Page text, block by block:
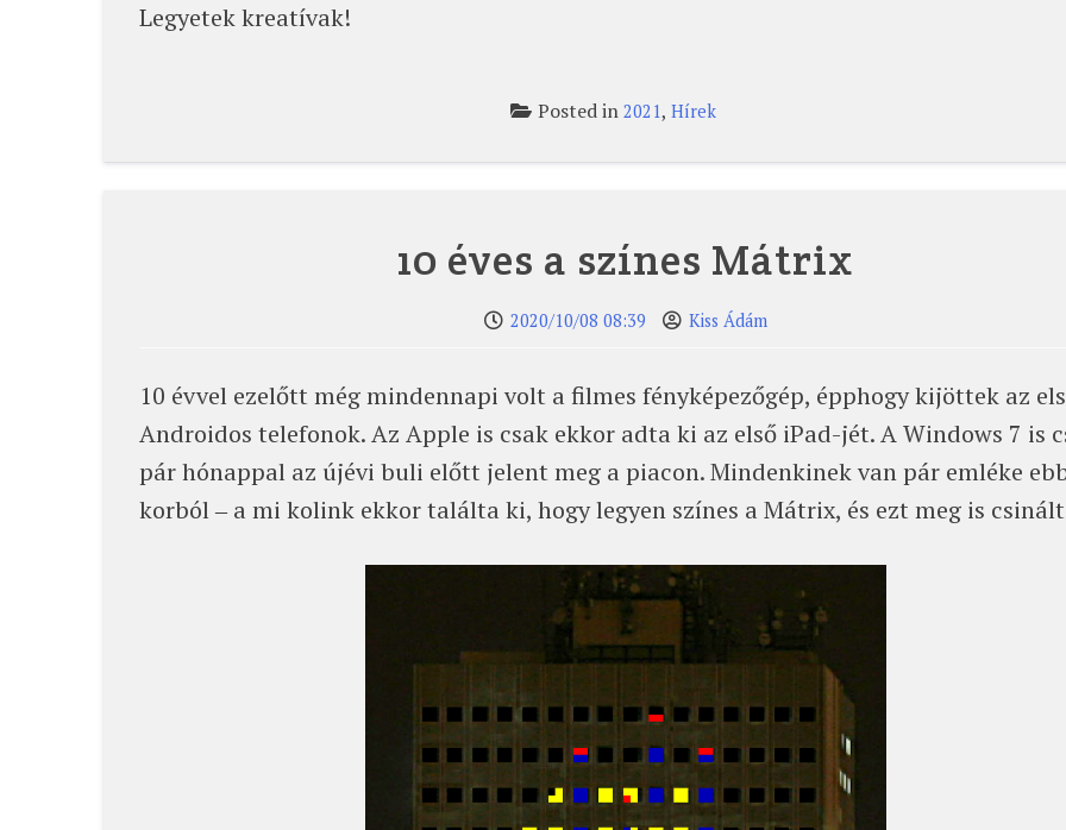
Legyetek kreatívak!
Posted in2021,Hírek
10 éves a színes Mátrix
2020/10/08 08:39 Kiss Ádám
10 évvel ezelőtt még mindennapi volt a filmes fényképezőgép, épphogy kijöttek az
Androidos telefonok. Az Apple is csak ekkor adta ki az első iPad-jét. A Windows 7 is
pár hónappal az újévi buli előtt jelent meg a piacon. Mindenkinek van pár emléke
korból ‒ a mi kolink ekkor találta ki, hogy legyen színes a Mátrix, és ezt meg is